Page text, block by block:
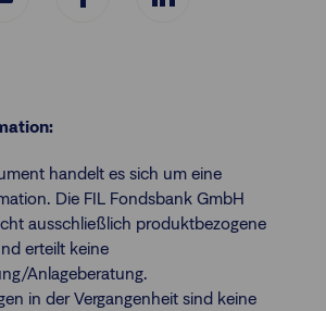
handelt es sich um eine
Die FIL Fondsbank GmbH
ausschließlich produktbezogene
erteilt keine
Anlageberatung.
in der Vergangenheit sind keine